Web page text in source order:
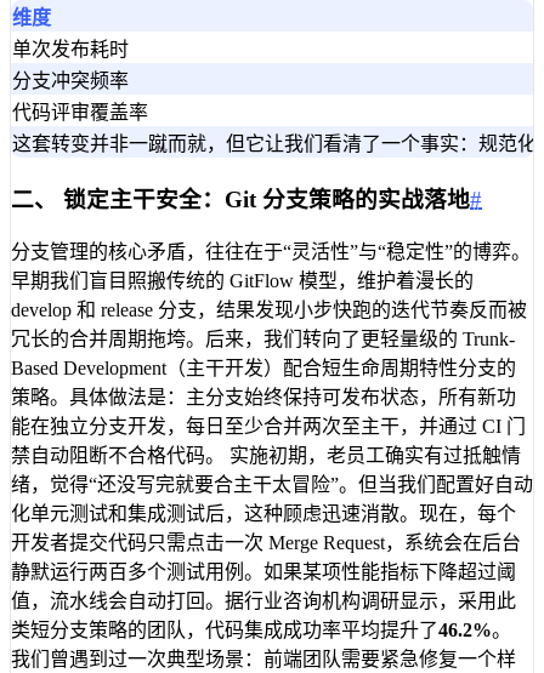
维度
单次发布耗时
分支冲突频率
代码评审覆盖率
这套转变并非一蹴而就，但它让我们看清了一个事实：规范
二、 锁定主干安全：Git 分支策略的实战落地#
分支管理的核心矛盾，往往在于“灵活性”与“稳定性”的博弈。
早期我们盲目照搬传统的 GitFlow 模型，维护着漫长的
develop 和 release 分支，结果发现小步快跑的迭代节奏反而被
冗长的合并周期拖垮。后来，我们转向了更轻量级的 Trunk-
Based Development（主干开发）配合短生命周期特性分支的
策略。具体做法是：主分支始终保持可发布状态，所有新功
能在独立分支开发，每日至少合并两次至主干，并通过 CI 门
禁自动阻断不合格代码。 实施初期，老员工确实有过抵触情
绪，觉得“还没写完就要合主干太冒险”。但当我们配置好自动
化单元测试和集成测试后，这种顾虑迅速消散。现在，每个
开发者提交代码只需点击一次 Merge Request，系统会在后台
静默运行两百多个测试用例。如果某项性能指标下降超过阈
值，流水线会自动打回。据行业咨询机构调研显示，采用此
类短分支策略的团队，代码集成成功率平均提升了46.2%。
我们曾遇到过一次典型场景：前端团队需要紧急修复一个样